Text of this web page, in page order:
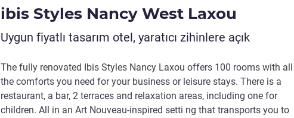
ibis Styles Nancy West Laxou
Uygun fiyatlı tasarım otel, yaratıcı zihinlere açık
The fully renovated Ibis Styles Nancy Laxou offers 100 rooms with all
the comforts you need for your business or leisure stays. There is a
restaurant, a bar, 2 terraces and relaxation areas, including one for
children. All in an Art Nouveau-inspired setti ng that transports you to